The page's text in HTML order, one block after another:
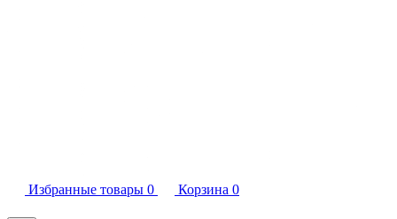
Избранные товары 0 Корзина 0